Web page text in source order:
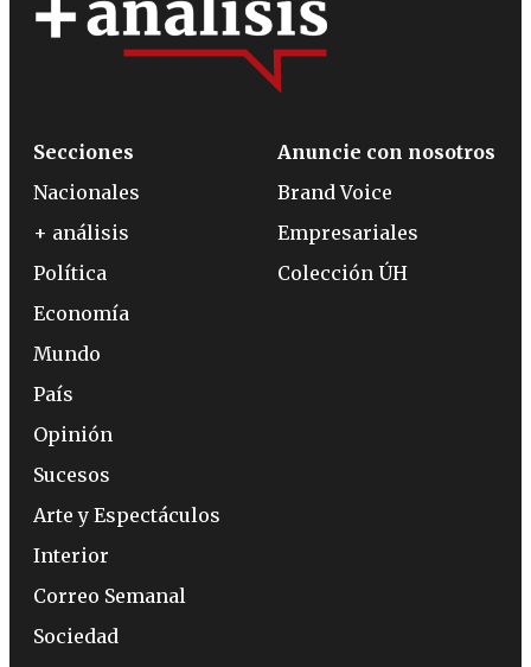
Secciones
Nacionales
+ análisis
Política
Economía
Mundo
País
Opinión
Sucesos
Arte y Espectáculos
Interior
Correo Semanal
Sociedad
Anuncie con nosotros
Brand Voice
Empresariales
Colección ÚH